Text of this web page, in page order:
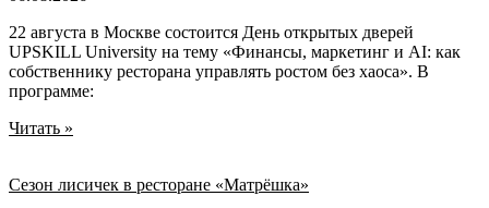
22 августа в Москве состоится День открытых дверей
UPSKILL University на тему «Финансы, маркетинг и AI: как
собственнику ресторана управлять ростом без хаоса». В
программе:
Читать »
Сезон лисичек в ресторане «Матрёшка»